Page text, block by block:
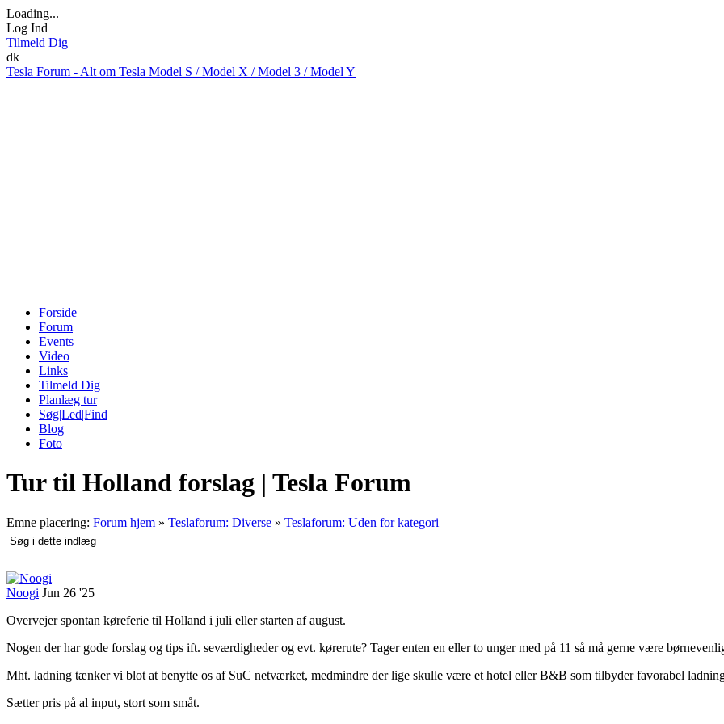
Loading...
Log Ind
Tilmeld Dig
dk
Tesla Forum - Alt om Tesla Model S / Model X / Model 3 / Model Y
Forside
Forum
Events
Video
Links
Tilmeld Dig
Planlæg tur
Søg|Led|Find
Blog
Foto
Tur til Holland forslag | Tesla Forum
Emne placering: Forum hjem » Teslaforum: Diverse » Teslaforum: Uden for kategori
Noogi Jun 26 '25
Overvejer spontan køreferie til Holland i juli eller starten af august.
Nogen der har gode forslag og tips ift. seværdigheder og evt. kørerute? Tager enten en eller to unger med på 11 så må gerne være
Mht. ladning tænker vi blot at benytte os af SuC netværket, medmindre der lige skulle være et hotel eller B&B som tilbyder favorabel
Sætter pris på al input, stort som småt.